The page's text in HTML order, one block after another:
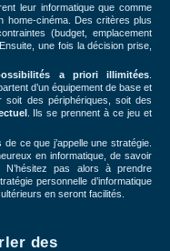
leur informatique que comme
home-cinéma. Des critères plus
(budget, emplacement
une fois la décision prise,
a priori illimitées
d’un équipement de base et
des périphériques, soit des
. Ils se prennent à ce jeu et
ce que j’appelle une stratégie.
en informatique, de savoir
pas alors à prendre
personnelle d’informatique
en seront facilités.
des